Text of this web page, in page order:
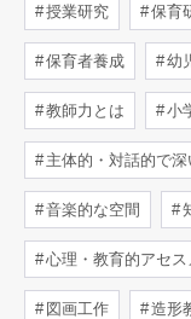
授業研究 保育
保育者養成 幼
教師力とは 小
主体的・対話的で深
音楽的な空間
心理・教育的アセス
図画工作 造形